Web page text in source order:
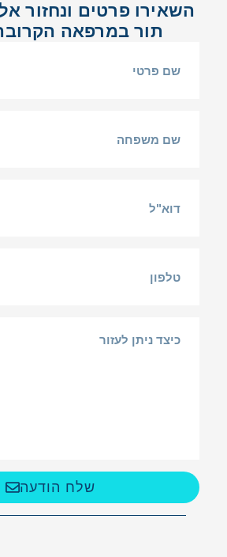
השאירו פרטים ונחזור
תור במרפאה
שלח הודעה